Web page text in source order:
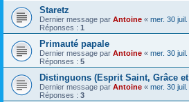
Staretz
Dernier message par Antoine « mer. 30
Réponses : 1
Primauté papale
Dernier message par Antoine « mer. 30
Réponses : 5
Distinguons (Esprit Saint, Grâce
Dernier message par Antoine « mer. 30
Réponses : 3